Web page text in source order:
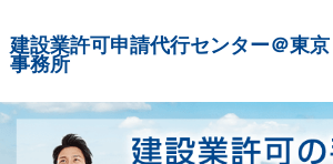
建設業許可申請代行センター＠東
事務所